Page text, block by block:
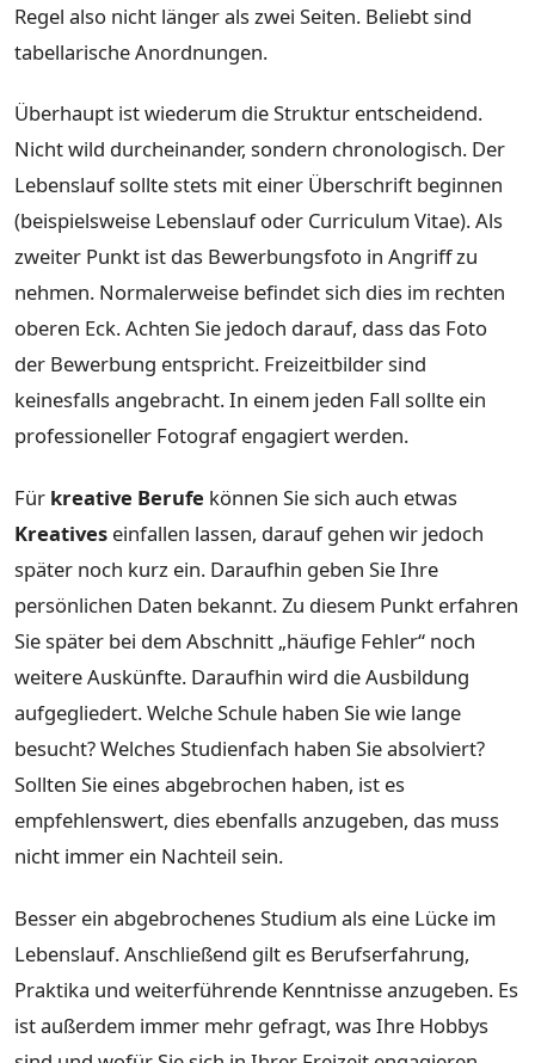
Regel also nicht länger als zwei Seiten. Beliebt sind
tabellarische Anordnungen.
Überhaupt ist wiederum die Struktur entscheidend.
Nicht wild durcheinander, sondern chronologisch. Der
Lebenslauf sollte stets mit einer Überschrift beginnen
(beispielsweise Lebenslauf oder Curriculum Vitae). Als
zweiter Punkt ist das Bewerbungsfoto in Angriff zu
nehmen. Normalerweise befindet sich dies im rechten
oberen Eck. Achten Sie jedoch darauf, dass das Foto
der Bewerbung entspricht. Freizeitbilder sind
keinesfalls angebracht. In einem jeden Fall sollte ein
professioneller Fotograf engagiert werden.
Für kreative Berufe können Sie sich auch etwas
Kreatives einfallen lassen, darauf gehen wir jedoch
später noch kurz ein. Daraufhin geben Sie Ihre
persönlichen Daten bekannt. Zu diesem Punkt erfahren
Sie später bei dem Abschnitt „häufige Fehler“ noch
weitere Auskünfte. Daraufhin wird die Ausbildung
aufgegliedert. Welche Schule haben Sie wie lange
besucht? Welches Studienfach haben Sie absolviert?
Sollten Sie eines abgebrochen haben, ist es
empfehlenswert, dies ebenfalls anzugeben, das muss
nicht immer ein Nachteil sein.
Besser ein abgebrochenes Studium als eine Lücke im
Lebenslauf. Anschließend gilt es Berufserfahrung,
Praktika und weiterführende Kenntnisse anzugeben. Es
ist außerdem immer mehr gefragt, was Ihre Hobbys